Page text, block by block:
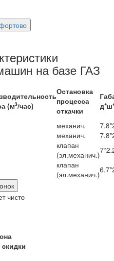
на базе ГАЗ
(м3/час)
Остановка
процесса
откачки
механич.
механич.
клапан
(эл.механич.)
клапан
(эл.механич.)
чисто